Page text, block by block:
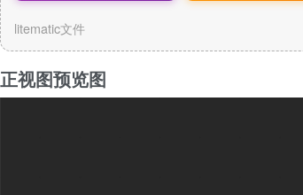
litematic文件
正视图预览图